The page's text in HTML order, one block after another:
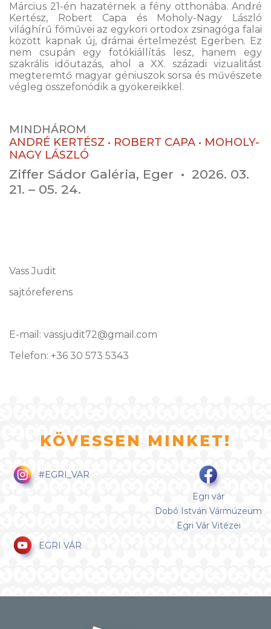
Március 21-én hazatérnek a fény otthonába. André
Kertész, Robert Capa és Moholy-Nagy László
világhírű főművei az egykori ortodox zsinagóga falai
között kapnak új, drámai értelmezést Egerben. Ez
nem csupán egy fotókiállítás lesz, hanem egy
szakrális időutazás, ahol a XX. századi vizualitást
megteremtő magyar géniuszok sorsa és művészete
végleg összefonódik a gyökereikkel.
MINDHÁROM
ANDRÉ KERTÉSZ • ROBERT CAPA • MOHOLY-
NAGY LÁSZLÓ
Ziffer Sádor Galéria, Eger • 2026. 03.
21. – 05. 24.
Vass Judit
sajtóreferens
E-mail: vassjudit72@gmail.com
Telefon: +36 30 573 5343
KÖVESSEN MINKET!
#EGRI_VAR
Egri vár
Dobó István Vármúzeum
Egri Vár Vitézei
EGRI VÁR